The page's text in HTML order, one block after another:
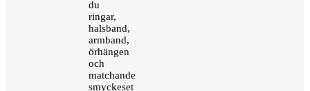
du
ringar,
halsband,
armband,
örhängen
och
matchande
smyckeset